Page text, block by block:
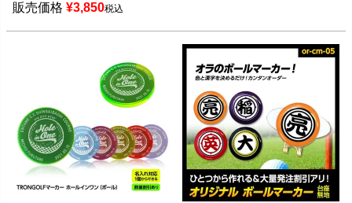
販売価格 ¥3,850税込